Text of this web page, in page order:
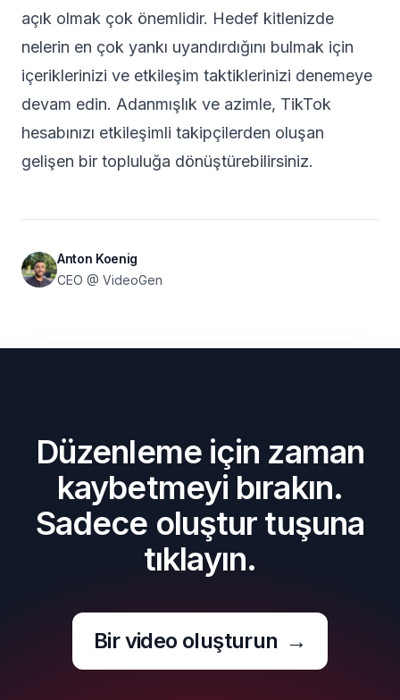
açık olmak çok önemlidir. Hedef kitlenizde
nelerin en çok yankı uyandırdığını bulmak için
içeriklerinizi ve etkileşim taktiklerinizi denemeye
devam edin. Adanmışlık ve azimle, TikTok
hesabınızı etkileşimli takipçilerden oluşan
gelişen bir topluluğa dönüştürebilirsiniz.
Anton Koenig
CEO @ VideoGen
Düzenleme için zaman
kaybetmeyi bırakın.
Sadece oluştur tuşuna
tıklayın.
Bir video oluşturun →